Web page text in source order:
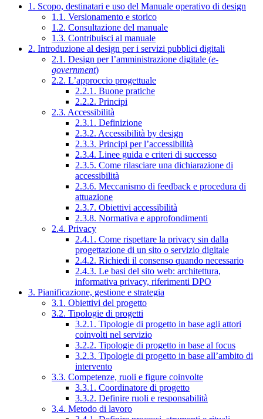
1. Scopo, destinatari e uso del Manuale operativo di design
1.1. Versionamento e storico
1.2. Consultazione del manuale
1.3. Contribuisci al manuale
2. Introduzione al design per i servizi pubblici digitali
2.1. Design per l’amministrazione digitale (e-
government)
2.2. L’approccio progettuale
2.2.1. Buone pratiche
2.2.2. Principi
2.3. Accessibilità
2.3.1. Definizione
2.3.2. Accessibilità by design
2.3.3. Principi per l’accessibilità
2.3.4. Linee guida e criteri di successo
2.3.5. Come rilasciare una dichiarazione di
accessibilità
2.3.6. Meccanismo di feedback e procedura di
attuazione
2.3.7. Obiettivi accessibilità
2.3.8. Normativa e approfondimenti
2.4. Privacy
2.4.1. Come rispettare la privacy sin dalla
progettazione di un sito o servizio digitale
2.4.2. Richiedi il consenso quando necessario
2.4.3. Le basi del sito web: architettura,
informativa privacy, riferimenti DPO
3. Pianificazione, gestione e strategia
3.1. Obiettivi del progetto
3.2. Tipologie di progetti
3.2.1. Tipologie di progetto in base agli attori
coinvolti nel servizio
3.2.2. Tipologie di progetto in base al focus
3.2.3. Tipologie di progetto in base all’ambito di
intervento
3.3. Competenze, ruoli e figure coinvolte
3.3.1. Coordinatore di progetto
3.3.2. Definire ruoli e responsabilità
3.4. Metodo di lavoro